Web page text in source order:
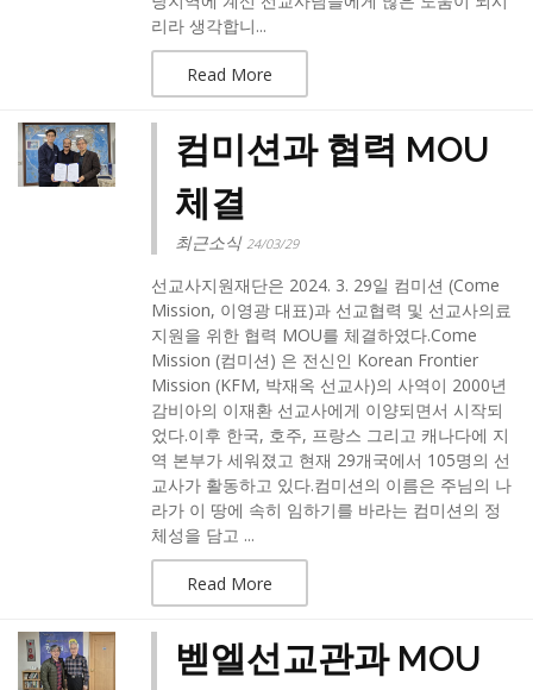
리라 생각합니...
Read More
컴미션과 협력 MOU
체결
최근소식 24/03/29
선교사지원재단은 2024. 3. 29일 컴미션 (Come
Mission, 이영광 대표)과 선교협력 및 선교사의료
지원을 위한 협력 MOU를 체결하였다.Come
Mission (컴미션) 은 전신인 Korean Frontier
Mission (KFM, 박재옥 선교사)의 사역이 2000년
감비아의 이재환 선교사에게 이양되면서 시작되
었다.이후 한국, 호주, 프랑스 그리고 캐나다에 지
역 본부가 세워졌고 현재 29개국에서 105명의 선
교사가 활동하고 있다.컴미션의 이름은 주님의 나
라가 이 땅에 속히 임하기를 바라는 컴미션의 정
체성을 담고 ...
Read More
벧엘선교관과 MOU